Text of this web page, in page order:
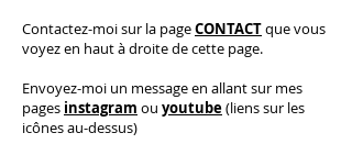
Contactez-moisur la pageCONTACTque vous
voyez en haut à droite de cette page.
​Envoyez-moi un message en allant sur mes
pages instagram ou youtube(liens sur les
icônes au-dessus)